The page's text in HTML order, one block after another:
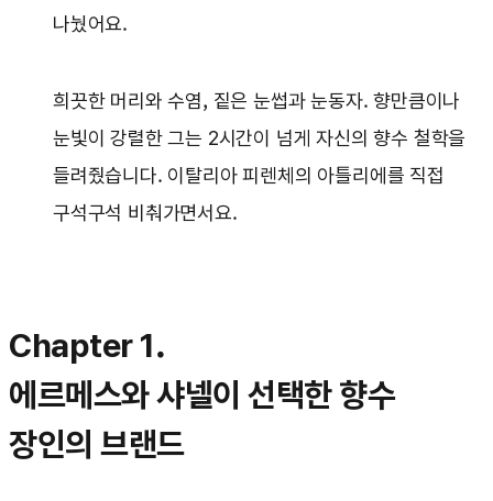
나눴어요.
희끗한 머리와 수염, 짙은 눈썹과 눈동자. 향만큼이나
눈빛이 강렬한 그는 2시간이 넘게 자신의 향수 철학을
들려줬습니다. 이탈리아 피렌체의 아틀리에를 직접
구석구석 비춰가면서요.
Chapter 1.
에르메스와 샤넬이 선택한 향수
장인의 브랜드